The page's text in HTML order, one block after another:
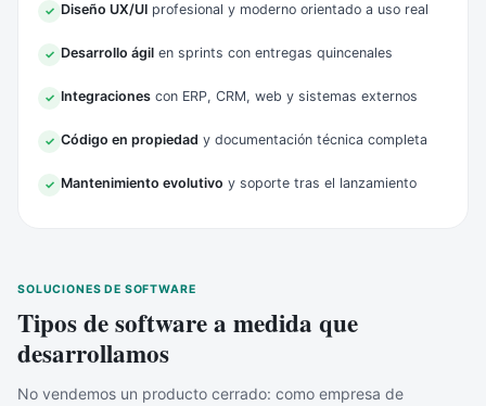
✓ Diseño UX/UI profesional y moderno orientado a uso real
✓ Desarrollo ágil en sprints con entregas quincenales
✓ Integraciones con ERP, CRM, web y sistemas externos
✓ Código en propiedad y documentación técnica completa
✓ Mantenimiento evolutivo y soporte tras el lanzamiento
SOLUCIONES DE SOFTWARE
Tipos de software a medida que
desarrollamos
No vendemos un producto cerrado: como empresa de